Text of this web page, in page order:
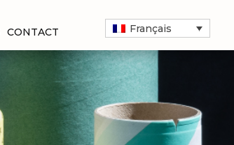
CONTACT Français